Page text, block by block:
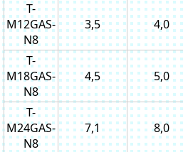
T-
M12GAS-
N8
3,5 4,0
T-
M18GAS-
N8
4,5 5,0
T-
M24GAS-
N8
7,1 8,0